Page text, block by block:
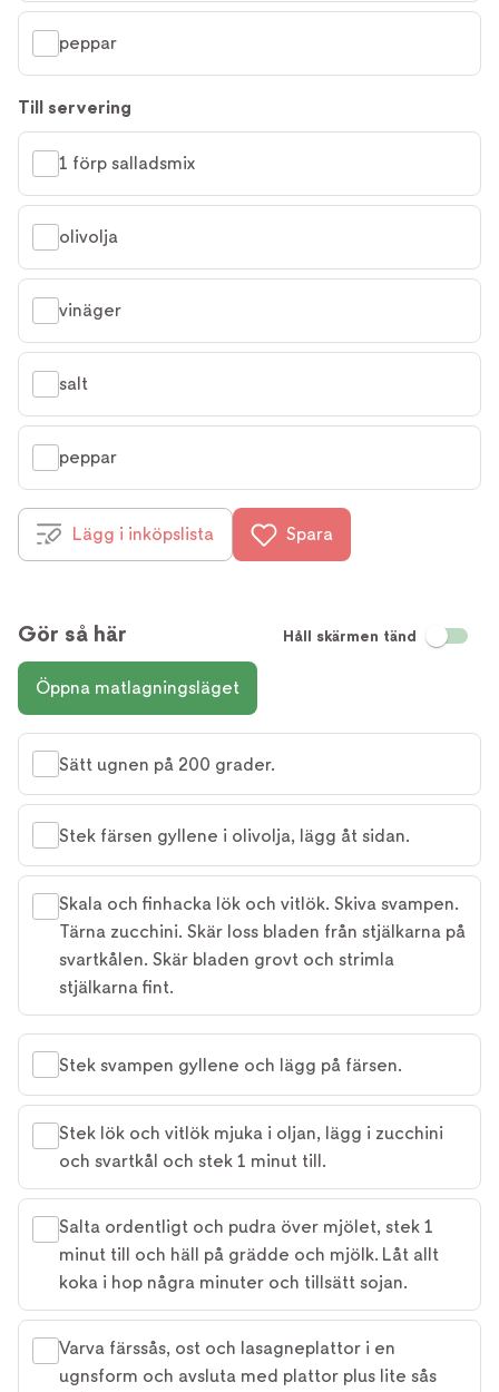
peppar
Till servering
1 förp salladsmix
olivolja
vinäger
salt
peppar
Lägg i inköpslista Spara
Gör så här Håll skärmen tänd
Öppna matlagningsläget
Sätt ugnen på 200 grader.
Stek färsen gyllene i olivolja, lägg åt sidan.
Skala och finhacka lök och vitlök. Skiva svampen.
Tärna zucchini. Skär loss bladen från stjälkarna på
svartkålen. Skär bladen grovt och strimla
stjälkarna fint.
Stek svampen gyllene och lägg på färsen.
Stek lök och vitlök mjuka i oljan, lägg i zucchini
och svartkål och stek 1 minut till.
Salta ordentligt och pudra över mjölet, stek 1
minut till och häll på grädde och mjölk. Låt allt
koka i hop några minuter och tillsätt sojan.
Varva färssås, ost och lasagneplattor i en
ugnsform och avsluta med plattor plus lite sås